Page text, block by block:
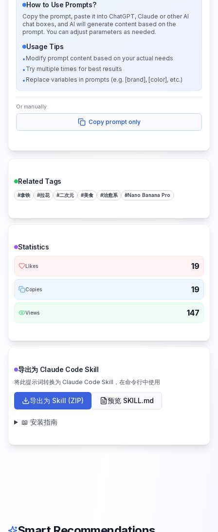
How to Use Prompts?
Copy the prompt, paste it into ChatGPT, Claude or other AI
chat boxes, and AI will generate content based on the
prompt. You can adjust parameters as needed.
Usage Tips
• Modify prompt content based on your actual needs
• Try multiple times for best results
• Replace variables in prompts (e.g. [brand], [color], etc.)
Or manually:
Copy prompt only
Related Tags
#拿铁 #拉花 #二次元 #美食 #治愈系 #Nano Banana Pro
Statistics
Likes 19
Copies 19
Views 147
导出为 Claude Code Skill
将此提示词转换为 Claude Code Skill，在命令行中使用
导出为 Skill (ZIP) 预览 SKILL.md
📖 安装指南